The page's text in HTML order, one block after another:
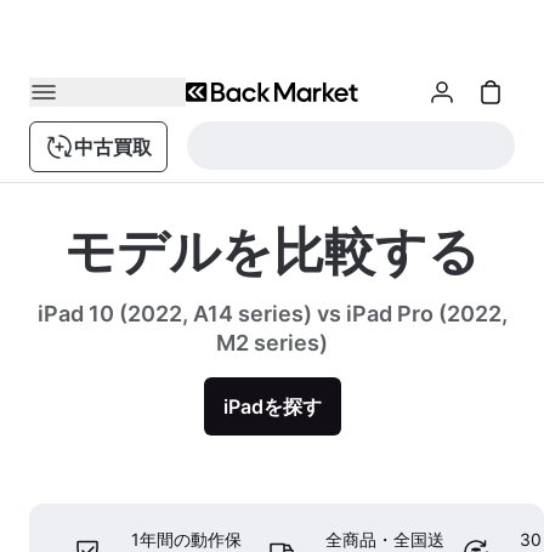
中古買取
モデルを比較する
iPad 10 (2022, A14 series) vs iPad Pro (2022,
M2 series)
iPadを探す
1年間の動作保
全商品・全国送
30